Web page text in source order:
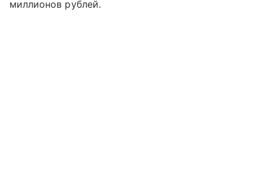
миллионов рублей.